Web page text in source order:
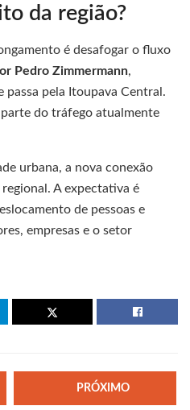
da região?
é desafogar o fluxo
Pedro Zimmermann,
pela Itoupava Central.
do tráfego atualmente
urbana, a nova conexão
A expectativa é
de pessoas e
empresas e o setor
PRÓXIMO